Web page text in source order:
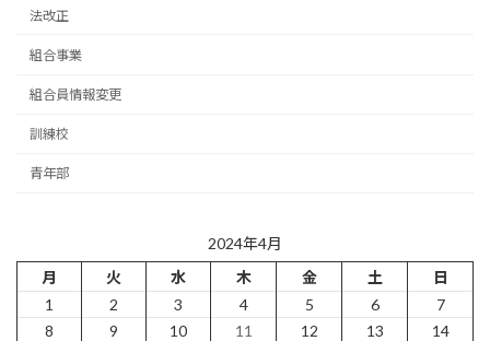
法改正
組合事業
組合員情報変更
訓練校
青年部
2024年4月
月
火 水 木 金 土
日
1
2 3 4 5 6
7
8
9 10 11 12 13
14